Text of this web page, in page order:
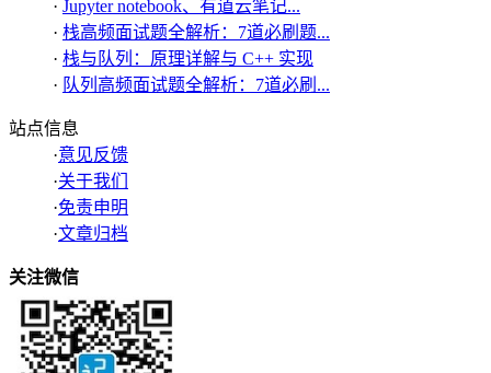
· Jupyter notebook、有道云笔记...
· 栈高频面试题全解析：7道必刷题...
· 栈与队列：原理详解与 C++ 实现
· 队列高频面试题全解析：7道必刷...
站点信息
·意见反馈
·关于我们
·免责申明
·文章归档
关注微信